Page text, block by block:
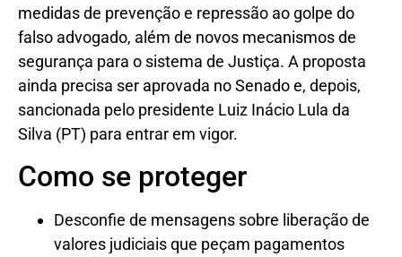
medidas de prevenção e repressão ao golpe do
falso advogado, além de novos mecanismos de
segurança para o sistema de Justiça. A proposta
ainda precisa ser aprovada no Senado e, depois,
sancionada pelo presidente Luiz Inácio Lula da
Silva (PT) para entrar em vigor.
Como se proteger
Desconfie de mensagens sobre liberação de
valores judiciais que peçam pagamentos